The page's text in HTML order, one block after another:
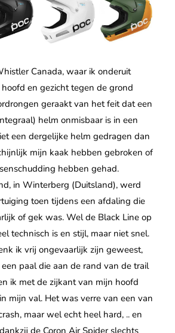
Canada, waar ik onderuit
en gezicht tegen de grond
geraakt van het feit dat een
helm onmisbaar is in een
een dergelijke helm gedragen dan
mijn kaak hebben gebroken of
hebben gehad.
in Winterberg (Duitsland), werd
toen tijdens een afdaling die
of gek was. Wel de Black Line op
technisch is en stijl, maar niet snel.
ik vrij ongevaarlijk zijn geweest,
paal die aan de rand van de trail
ik met de zijkant van mijn hoofd
mijn val. Het was verre van een van
maar wel echt heel hard, .. en